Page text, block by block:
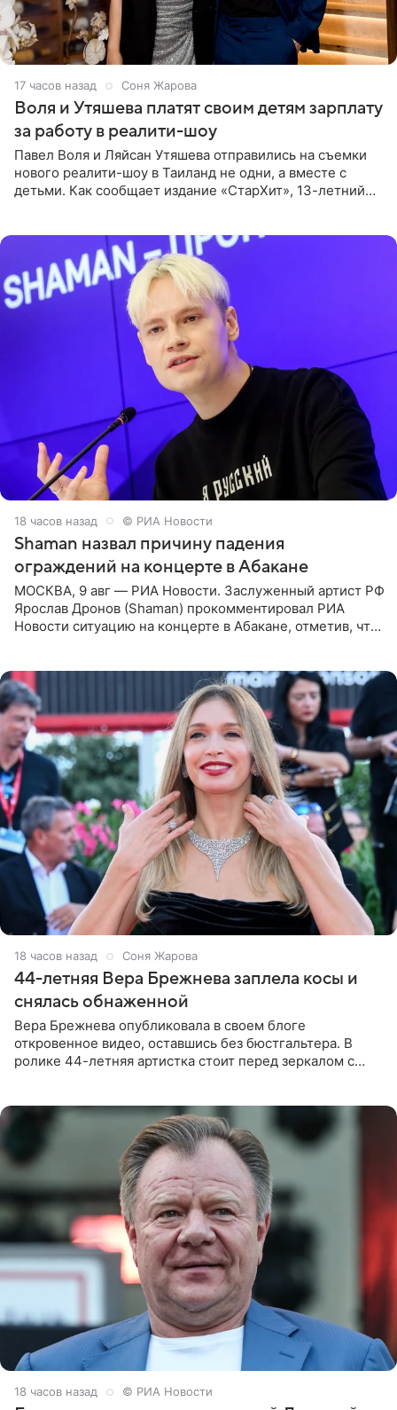
17 часов назад Соня Жарова
Воля и Утяшева платят своим детям зарплату
за работу в реалити-шоу
Павел Воля и Ляйсан Утяшева отправились на съемки
нового реалити-шоу в Таиланд не одни, а вместе с
детьми. Как сообщает издание «СтарХит», 13-летний
18 часов назад © РИА Новости
Shaman назвал причину падения
ограждений на концерте в Абакане
МОСКВА, 9 авг — РИА Новости. Заслуженный артист РФ
Ярослав Дронов (Shaman) прокомментировал РИА
Новости ситуацию на концерте в Абакане, отметив, что
18 часов назад Соня Жарова
44-летняя Вера Брежнева заплела косы и
снялась обнаженной
Вера Брежнева опубликовала в своем блоге
откровенное видео, оставшись без бюстгальтера. В
ролике 44-летняя артистка стоит перед зеркалом с
18 часов назад © РИА Новости